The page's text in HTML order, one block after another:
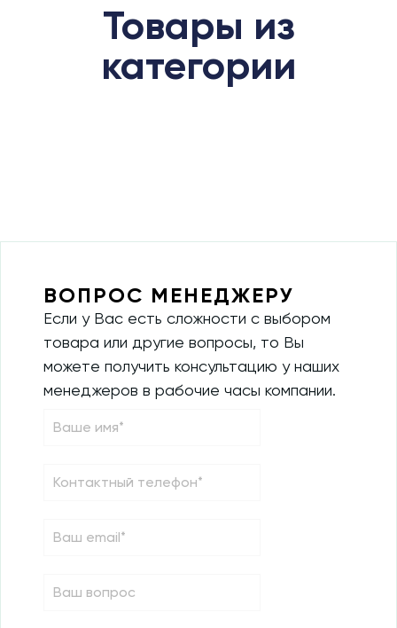
Товары из
категории
ВОПРОС МЕНЕДЖЕРУ
Если у Вас есть сложности с выбором
товара или другие вопросы, то Вы
можете получить консультацию у наших
менеджеров в рабочие часы компании.